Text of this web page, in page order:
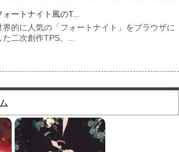
ォートナイト風のT...
界的に人気の「フォートナイト」をブラウザに
た二次創作TPS。...
ォートナイト風のマ...
対人ゲームとしてかなり人気の高い「フォートナ
イト」をブラウザで遊...